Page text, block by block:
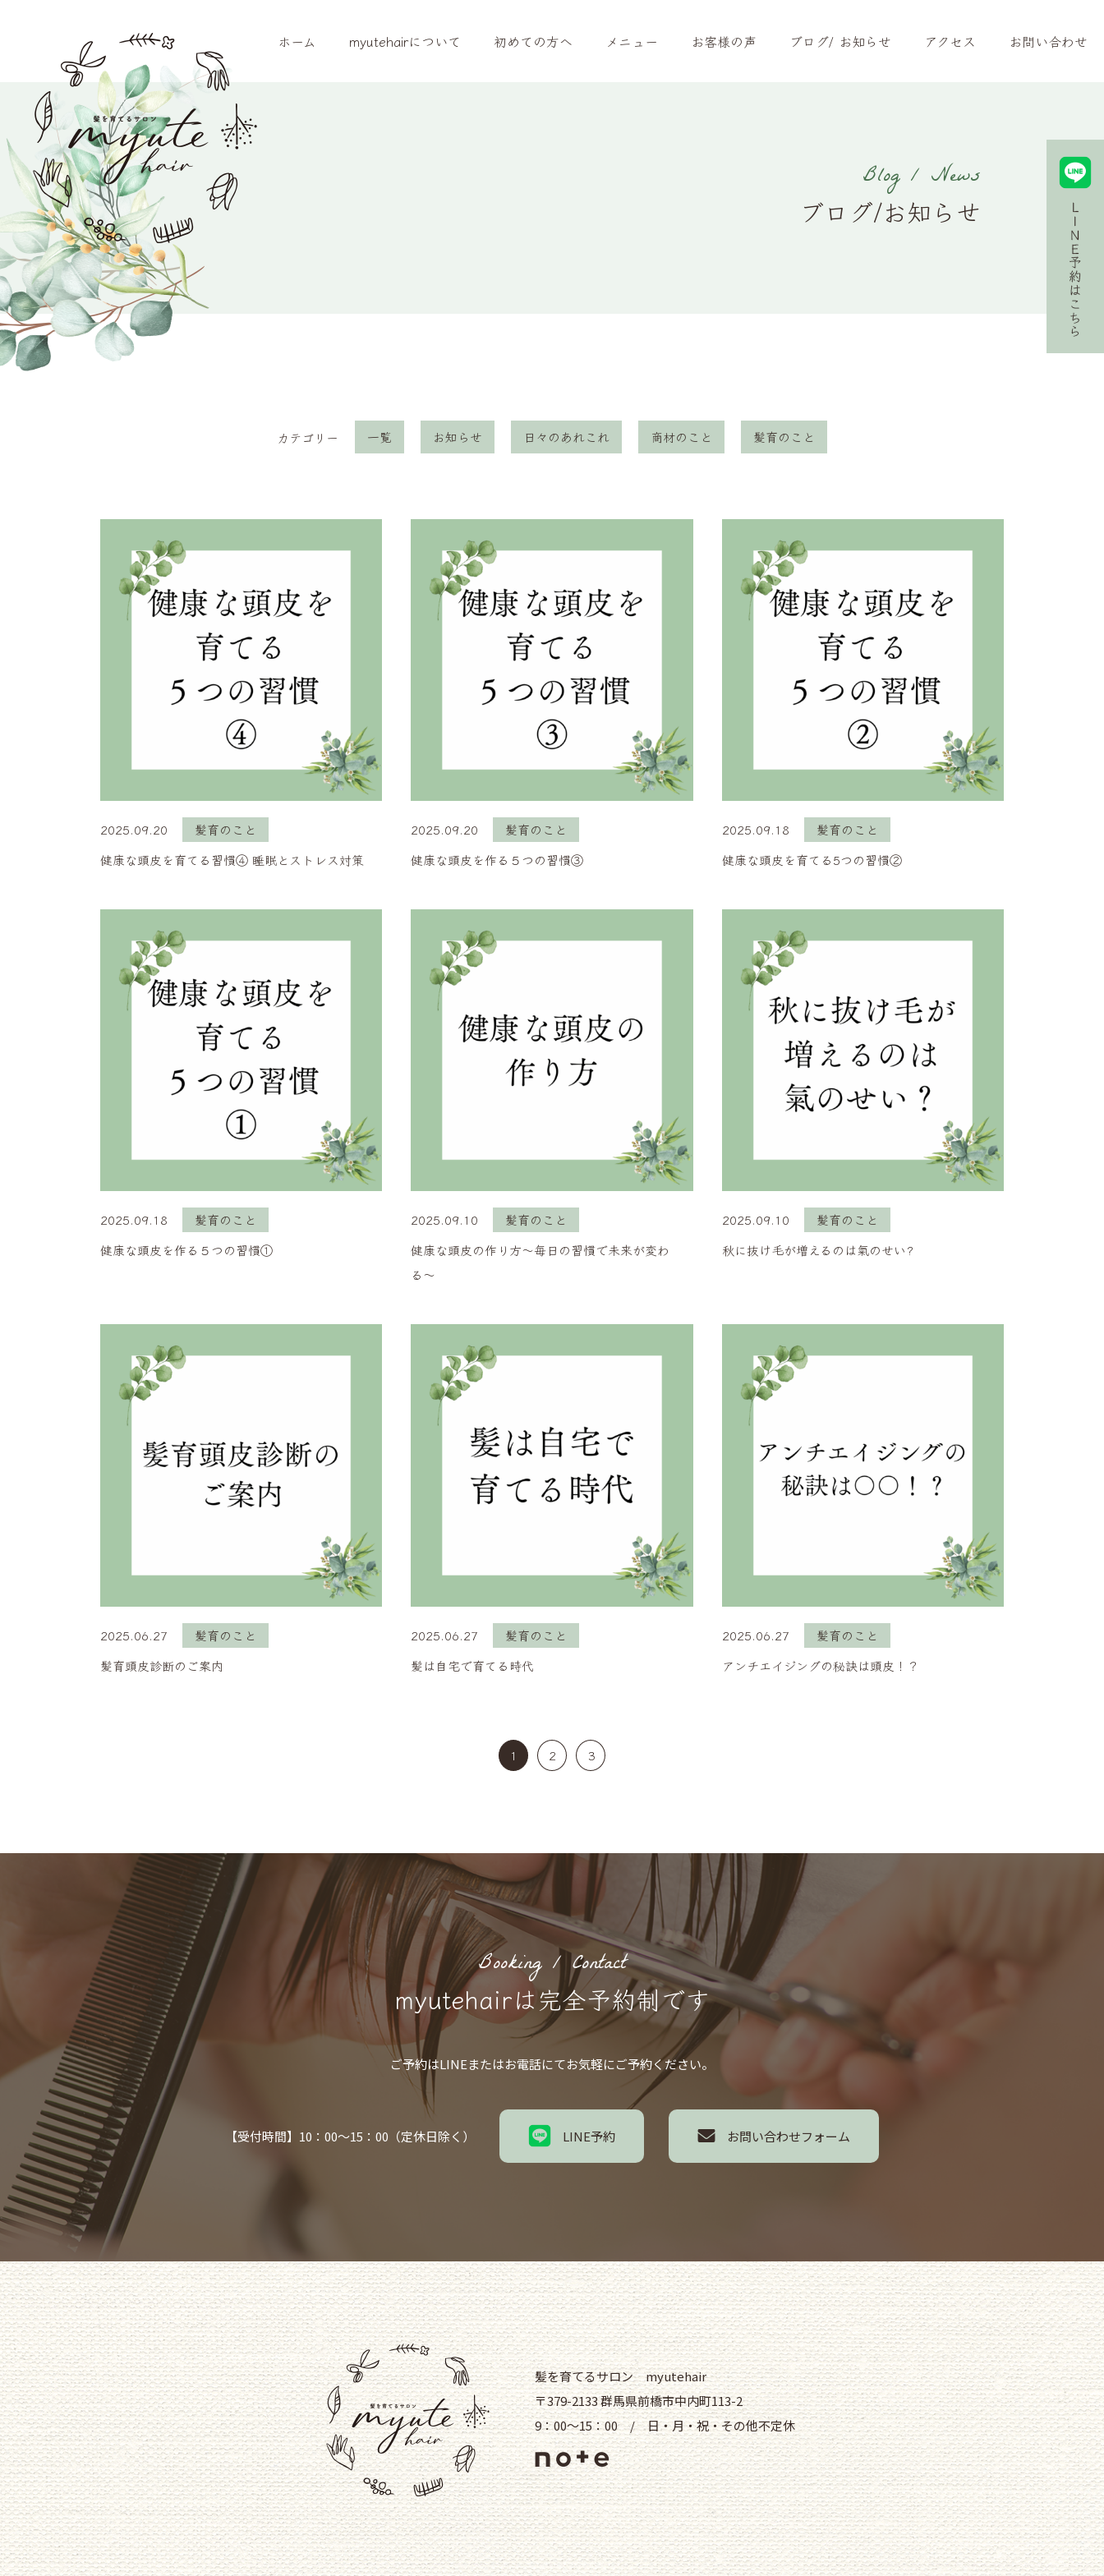
ホーム myutehairについて 初めての方へ メニュー お客様の声 ブログ/ お知らせ アクセス お問い合わせ
Blog / News
ブログ/お知らせ
カテゴリー 一覧 お知らせ 日々のあれこれ 商材のこと 髪育のこと
2025.09.20
健康な頭皮を育てる習慣④ 睡眠とストレス対策
髪育のこと
2025.09.20
健康な頭皮を作る５つの習慣③
髪育のこと
2025.09.18
健康な頭皮を育てる5つの習慣②
髪育のこと
2025.09.18
健康な頭皮を作る５つの習慣①
髪育のこと
2025.09.10
健康な頭皮の作り方〜毎日の習慣で未来が変わ
る〜
髪育のこと
2025.09.10
秋に抜け毛が増えるのは氣のせい?
髪育のこと
2025.06.27
髪育頭皮診断のご案内
髪育のこと
2025.06.27
髪は自宅で育てる時代
髪育のこと
2025.06.27
アンチエイジングの秘訣は頭皮！？
髪育のこと
1 2 3
Booking / Contact
myutehairは完全予約制です
ご予約はLINEまたはお電話にてお気軽にご予約ください。
【受付時間】10：00～15：00（定休日除く） LINE予約 お問い合わせフォーム
髪を育てるサロン myutehair
〒379-2133 群馬県前橋市中内町113-2
9：00～15：00 / 日・月・祝・その他不定休